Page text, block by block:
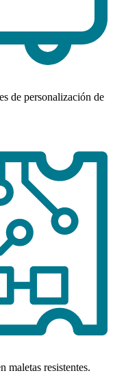
de personalización de
maletas resistentes.